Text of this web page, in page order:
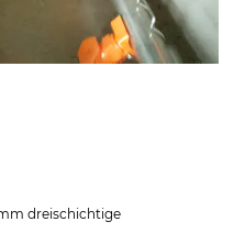
dreischichtige